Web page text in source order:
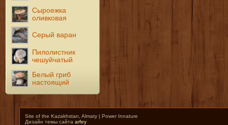
Сыроежка
оливковая
Серый варан
Пилолистник
чешуйчатый
Белый гриб
настоящий
Site of the Kazakhstan, Almaty | Power Innature
Дизайн темы сайта arfey